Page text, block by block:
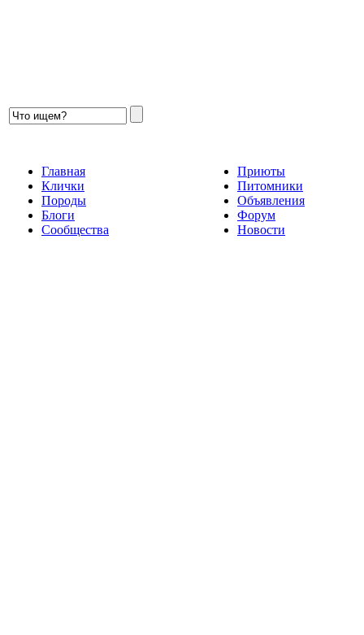
Главная
Клички
Породы
Блоги
Сообщества
Приюты
Питомники
Объявления
Форум
Новости